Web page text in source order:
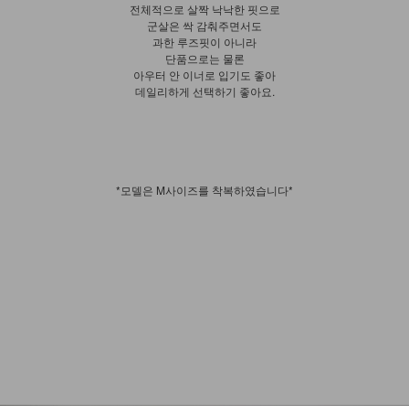
전체적으로 살짝 낙낙한 핏으로
군살은 싹 감춰주면서도
과한 루즈핏이 아니라
단품으로는 물론
아우터 안 이너로 입기도 좋아
데일리하게 선택하기 좋아요.
*모델은 M사이즈를 착복하였습니다*